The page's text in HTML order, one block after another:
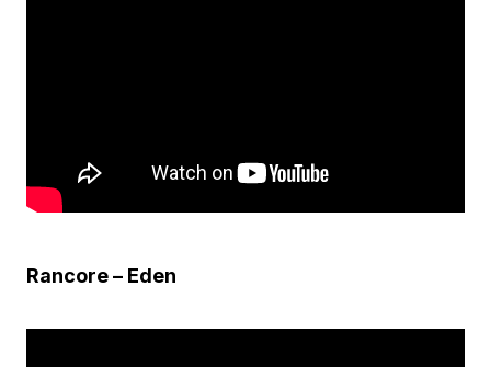
Rancore – Eden